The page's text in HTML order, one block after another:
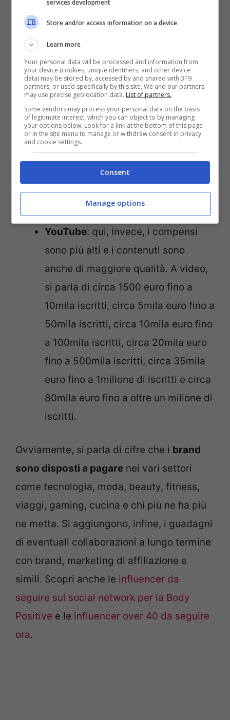
guadagnare fino a 250 euro a post
con 5mila-10mila follower, fino a
650 euro a post fino a 50mila
follower e, poi, cifre sempre più alte
se i follower sono di più. Si parla di
3mila euro, 7mila euro o 18mila euro
a post.
Facebook: come social non è
che le celebrità possono
guadagnare “soltanto” 2500 euro a
post.
YouTube: qui, invece, i compensi
sono più alti e i contenuti sono
anche di maggiore qualità. A video,
si parla di circa 1500 euro fino a
10mila iscritti, circa 5mila euro fino a
50mila iscritti, circa 10mila euro fino
a 100mila iscritti, circa 20mila euro
fino a 500mila iscritti, circa 35mila
euro fino a 1milione di iscritti e circa
80mila euro fino a oltre un milione di
iscritti.
Ovviamente, si parla di cifre che i brand
sono disposti a pagare nei vari settori
come tecnologia, moda, beauty, fitness,
viaggi, gaming, cucina e chi più ne ha più
ne metta. Si aggiungono, infine, i guadagni
di eventuali collaborazioni a lungo termine
con brand, marketing di affiliazione e
simili. Scopri anche le influencer da
seguire sui social network per la Body
Positive e le influencer over 40 da seguire
ora.
services development
Store and/or access information on a device
Learn more
Your personal data will be processed and information from
your device (cookies, unique identifiers, and other device
data) may be stored by, accessed by and shared with 319
partners, or used specifically by this site. We and our partners
may use precise geolocation data. List of partners.
Some vendors may process your personal data on the basis
of legitimate interest, which you can object to by managing
your options below. Look for a link at the bottom of this page
or in the site menu to manage or withdraw consent in privacy
and cookie settings.
Consent
Manage options